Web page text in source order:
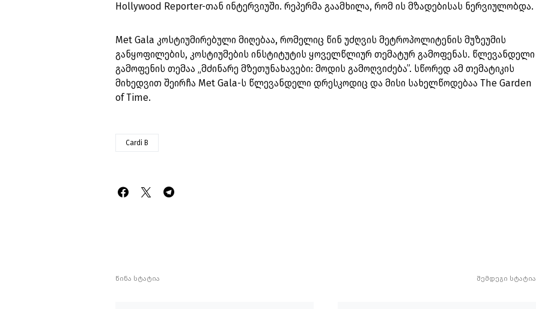
Hollywood Reporter-თან ინტერვიუში. რეპერმა გაამხილა, რომ ის მზადებისას ნერვიულობდა.
Met Gala კოსტიუმირებული მიღებაა, რომელიც წინ უძღვის მეტროპოლიტენის მუზეუმის
განყოფილების, კოსტიუმების ინსტიტუტის ყოველწლიურ თემატურ გამოფენას. წლევანდელი
გამოფენის თემაა „მძინარე მზეთუნახავები: მოდის გამოღვიძება”. სწორედ ამ თემატიკის
მიხედვით შეირჩა Met Gala-ს წლევანდელი დრესკოდიც და მისი სახელწოდებაა The Garden
of Time.
Cardi B
წინა სტატია შემდეგი სტატია